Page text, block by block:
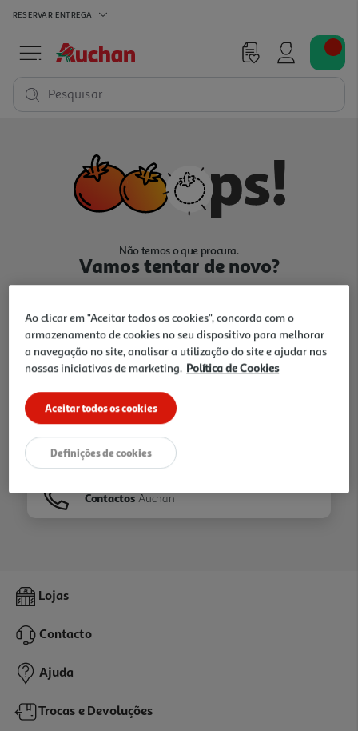
RESERVAR ENTREGA
Pesquisar
Não temos o que procura.
Vamos tentar de novo?
Ir para Homepage
Folhetos
Contactos Auchan
Lojas
Contacto
Ajuda
Trocas e Devoluções
Ao clicar em "Aceitar todos os cookies", concorda com o
armazenamento de cookies no seu dispositivo para melhorar
a navegação no site, analisar a utilização do site e ajudar nas
nossas iniciativas de marketing. Política de Cookies
Aceitar todos os cookies
Definições de cookies